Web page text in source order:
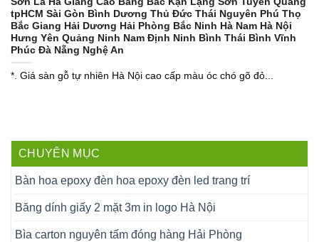
tpHCM Sài Gòn Bình Dương Thủ Đức Thái Nguyên Phú Thọ
Bắc Giang Hải Dương Hải Phòng Bắc Ninh Hà Nam Hà Nội
Hưng Yên Quảng Ninh Nam Định Ninh Bình Thái Bình Vĩnh
Phúc Đà Nẵng Nghệ An
*. Giá sàn gỗ tự nhiên Hà Nội cao cấp màu óc chó gõ đỏ...
CHUYÊN MỤC
Bàn hoa epoxy đèn hoa epoxy đèn led trang trí
Băng dính giấy 2 mặt 3m in logo Hà Nội
Bìa carton nguyên tấm đóng hàng Hải Phòng